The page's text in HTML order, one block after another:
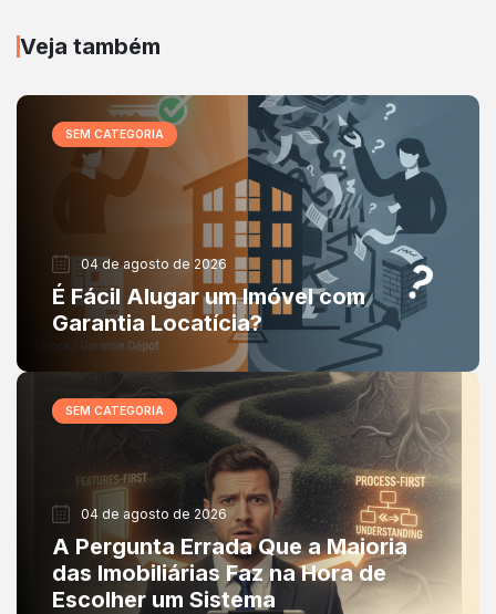
Veja também
SEM CATEGORIA
04 de agosto de 2026
É Fácil Alugar um Imóvel com
Garantia Locatícia?
SEM CATEGORIA
04 de agosto de 2026
A Pergunta Errada Que a Maioria
das Imobiliárias Faz na Hora de
Escolher um Sistema